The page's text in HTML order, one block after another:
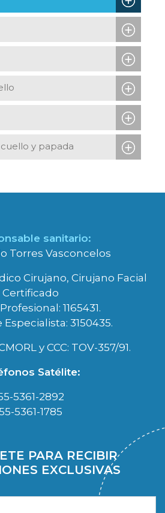
y papada
sanitario:
Torres Vasconcelos
Cirujano, Cirujano Facial
Certificado
1165431.
3150435.
y CCC: TOV-357/91.
Satélite:
5361-2892
5361-1785
PARA RECIBIR
EXCLUSIVAS